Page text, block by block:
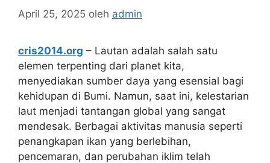
April 25, 2025 oleh admin
cris2014.org – Lautan adalah salah satu
elemen terpenting dari planet kita,
menyediakan sumber daya yang esensial bagi
kehidupan di Bumi. Namun, saat ini, kelestarian
laut menjadi tantangan global yang sangat
mendesak. Berbagai aktivitas manusia seperti
penangkapan ikan yang berlebihan,
pencemaran, dan perubahan iklim telah